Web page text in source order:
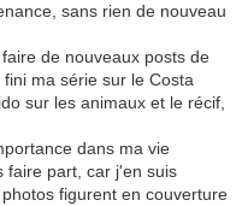
sans rien de nouveau
de nouveaux posts de
ma série sur le Costa
sur les animaux et le récif,
dans ma vie
faire part, car j'en suis
figurent en couverture